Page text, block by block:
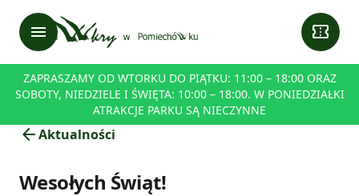
menu confirmation_number
ZAPRASZAMY OD WTORKU DO PIĄTKU: 11:00 – 18:00 ORAZ
SOBOTY, NIEDZIELE I ŚWIĘTA: 10:00 – 18:00. W PONIEDZIAŁKI
ATRAKCJE PARKU SĄ NIECZYNNE
arrow_backAktualności
Wesołych Świąt!